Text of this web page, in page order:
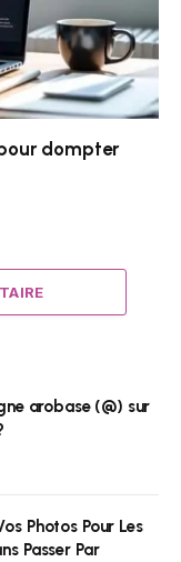
dompter
arobase (@) sur
Photos Pour Les
Passer Par